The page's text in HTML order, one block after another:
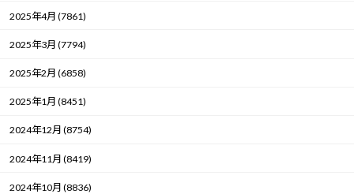
2025年4月 (7861)
2025年3月 (7794)
2025年2月 (6858)
2025年1月 (8451)
2024年12月 (8754)
2024年11月 (8419)
2024年10月 (8836)